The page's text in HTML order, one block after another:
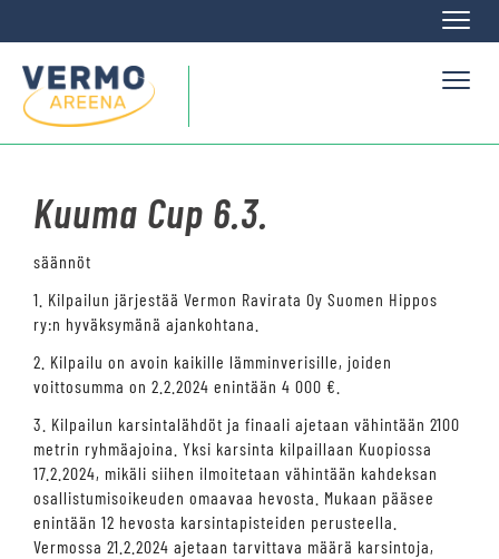
Kuuma Cup 6.3.
säännöt
1. Kilpailun järjestää Vermon Ravirata Oy Suomen Hippos
ry:n hyväksymänä ajankohtana.
2. Kilpailu on avoin kaikille lämminverisille, joiden
voittosumma on 2.2.2024 enintään 4 000 €.
3. Kilpailun karsintalähdöt ja finaali ajetaan vähintään 2100
metrin ryhmäajoina. Yksi karsinta kilpaillaan Kuopiossa
17.2.2024, mikäli siihen ilmoitetaan vähintään kahdeksan
osallistumisoikeuden omaavaa hevosta. Mukaan pääsee
enintään 12 hevosta karsintapisteiden perusteella.
Vermossa 21.2.2024 ajetaan tarvittava määrä karsintoja,